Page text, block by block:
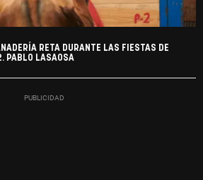
RETA DURANTE LAS FIESTAS DE
PABLO LASAOSA